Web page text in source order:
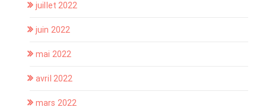
juillet 2022
juin 2022
mai 2022
avril 2022
mars 2022